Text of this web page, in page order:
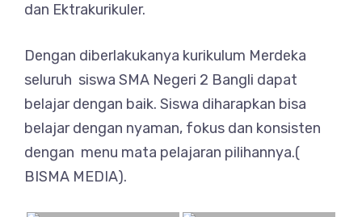
dan Ektrakurikuler.
Dengan diberlakukanya kurikulum Merdeka
seluruh siswa SMA Negeri 2 Bangli dapat
belajar dengan baik. Siswa diharapkan bisa
belajar dengan nyaman, fokus dan konsisten
dengan menu mata pelajaran pilihannya.(
BISMA MEDIA).